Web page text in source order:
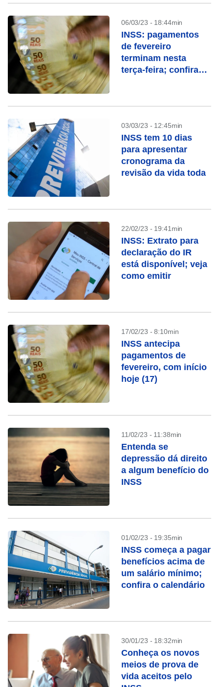
06/03/23 - 18:44min
INSS: pagamentos
de fevereiro
terminam nesta
terça-feira; confira
03/03/23 - 12:45min
INSS tem 10 dias
para apresentar
cronograma da
revisão da vida toda
22/02/23 - 19:41min
INSS: Extrato para
declaração do IR
está disponível; veja
como emitir
17/02/23 - 8:10min
INSS antecipa
pagamentos de
fevereiro, com início
hoje (17)
11/02/23 - 11:38min
Entenda se
depressão dá direito
a algum benefício do
INSS
01/02/23 - 19:35min
INSS começa a pagar
benefícios acima de
um salário mínimo;
confira o calendário
30/01/23 - 18:32min
Conheça os novos
meios de prova de
vida aceitos pelo